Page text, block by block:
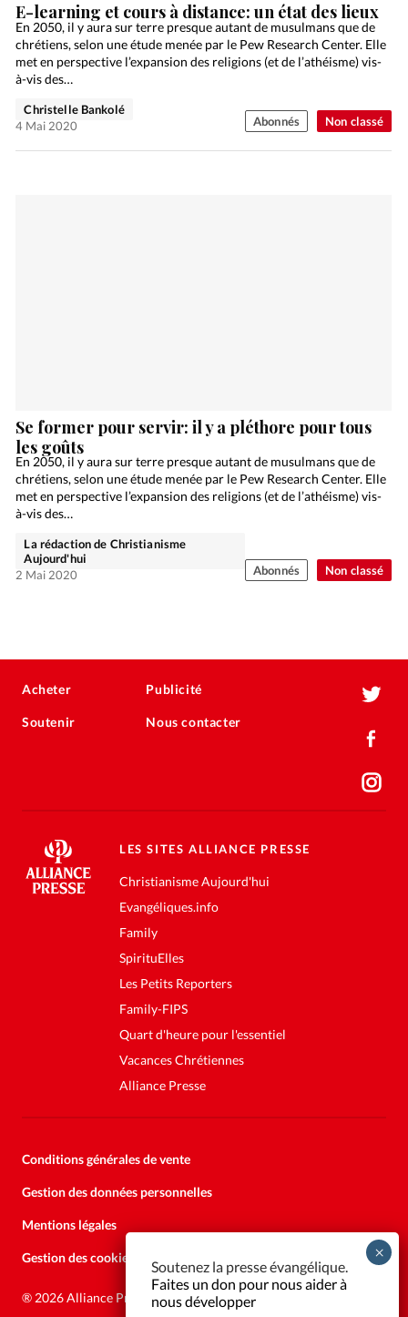
Non classé
E-learning et cours à distance: un état des lieux
En 2050, il y aura sur terre presque autant de musulmans que de
chrétiens, selon une étude menée par le Pew Research Center. Elle
met en perspective l’expansion des religions (et de l’athéisme) vis-
à-vis des…
Christelle Bankolé
4 Mai 2020
Abonnés
Non classé
Se former pour servir: il y a pléthore pour tous
les goûts
En 2050, il y aura sur terre presque autant de musulmans que de
chrétiens, selon une étude menée par le Pew Research Center. Elle
met en perspective l’expansion des religions (et de l’athéisme) vis-
à-vis des…
La rédaction de Christianisme
Aujourd'hui
2 Mai 2020
Abonnés
Acheter
Soutenir
Publicité
Nous contacter
LES SITES ALLIANCE PRESSE
Christianisme Aujourd'hui
Evangéliques.info
Family
SpirituElles
Les Petits Reporters
Family-FIPS
Quart d'heure pour l'essentiel
Vacances Chrétiennes
Alliance Presse
Conditions générales de vente
Gestion des données personnelles
Mentions légales
Gestion des cookies
® 2026 Alliance Presse
Soutenez la presse évangélique.
Faites un don pour nous aider à
nous développer